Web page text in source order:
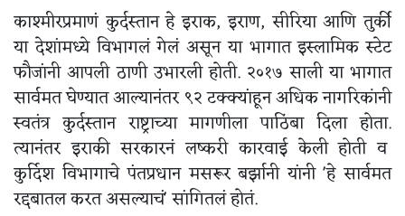
काश्मीरप्रमाणं कुर्दस्तान हे इराक, इराण, सीरिया आणि तुर्की
या देशांमध्ये विभागलं गेलं असून या भागात इस्लामिक स्टेट
फौजांनी आपली ठाणी उभारली होती. २०१७ साली या भागात
सार्वमत घेण्यात आल्यानंतर ९२ टक्क्यांहून अधिक नागरिकांनी
स्वतंत्र कुर्दस्तान राष्ट्राच्या मागणीला पाठिंबा दिला होता.
त्यानंतर इराकी सरकारनं लष्करी कारवाई केली होती व
कुर्दिश विभागाचे पंतप्रधान मसरूर बर्झानी यांनी 'हे सार्वमत
रद्दबातल करत असल्याचं' सांगितलं होतं.